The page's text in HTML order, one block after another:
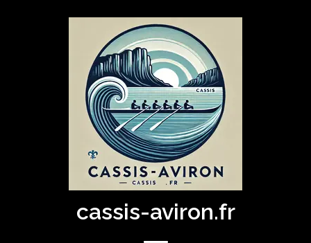
cassis-aviron.fr